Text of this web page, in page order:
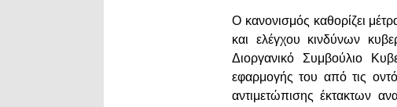
Ο κανονισμός καθορίζει
και ελέγχου κινδύνων
Διοργανικό Συμβούλιο
εφαρμογής του από τις
αντιμετώπισης έκτακτων